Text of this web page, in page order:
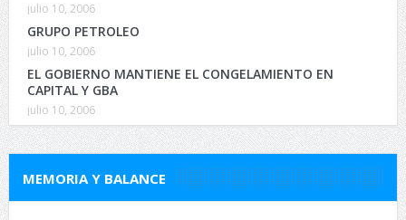
julio 10, 2006
GRUPO PETROLEO
julio 10, 2006
EL GOBIERNO MANTIENE EL CONGELAMIENTO EN
CAPITAL Y GBA
julio 10, 2006
MEMORIA Y BALANCE